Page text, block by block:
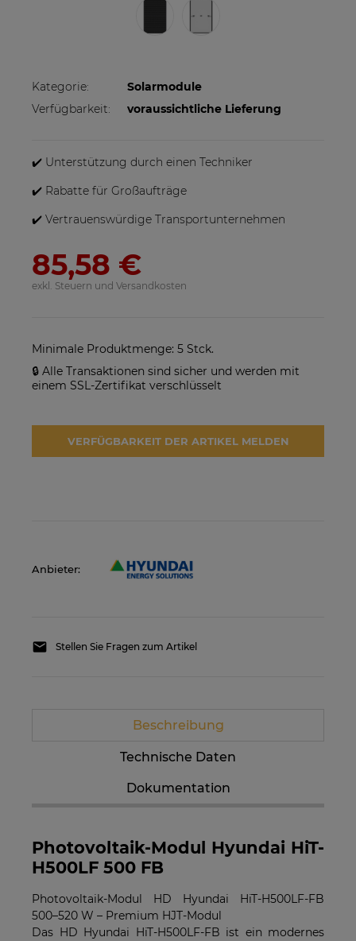
SE25K-RW00IBNM4
Netzwechselrichter
Kategorie:
Solarmodule
Verfügbarkeit:
voraussichtliche Lieferung
✔️ Unterstützung durch einen Techniker
✔️ Rabatte für Großaufträge
✔️ Vertrauenswürdige Transportunternehmen
85,58 €
exkl. Steuern und Versandkosten
Minimale Produktmenge: 5 Stck.
🔒 Alle Transaktionen sind sicher und werden mit
einem SSL-Zertifikat verschlüsselt
VERFÜGBARKEIT DER ARTIKEL MELDEN
Anbieter:
Stellen Sie Fragen zum Artikel
Beschreibung
Technische Daten
Dokumentation
Photovoltaik-Modul Hyundai HiT-
H500LF 500 FB
Photovoltaik-Modul HD Hyundai HiT-H500LF-FB
500–520 W – Premium HJT-Modul
Das HD Hyundai HiT-H500LF-FB ist ein modernes